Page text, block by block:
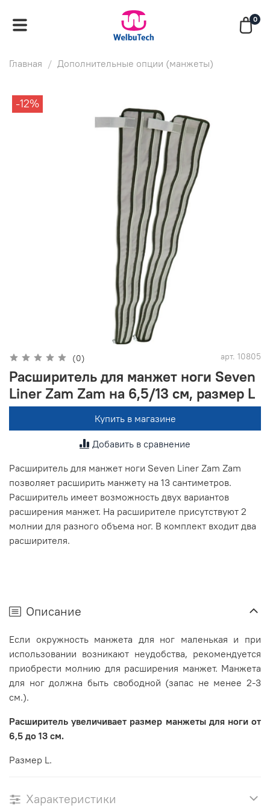
0
Главная Дополнительные опции (манжеты)
-12%
(0) арт. 10805
Расширитель для манжет ноги Seven
Liner Zam Zam на 6,5/13 см, размер L
Купить в магазине
Добавить в сравнение
Расширитель для манжет ноги Seven Liner Zam Zam
позволяет расширить манжету на 13 сантиметров.
Расширитель имеет возможность двух вариантов
расширения манжет. На расширителе присутствуют 2
молнии для разного объема ног. В комплект входит два
расширителя.
Описание
Если окружность манжета для ног маленькая и при
использовании возникают неудобства, рекомендуется
приобрести молнию для расширения манжет. Манжета
для ног должна быть свободной (запас не менее 2-3
см.).
Расширитель увеличивает размер манжеты для ноги от
6,5 до 13 см.
Размер L.
Характеристики